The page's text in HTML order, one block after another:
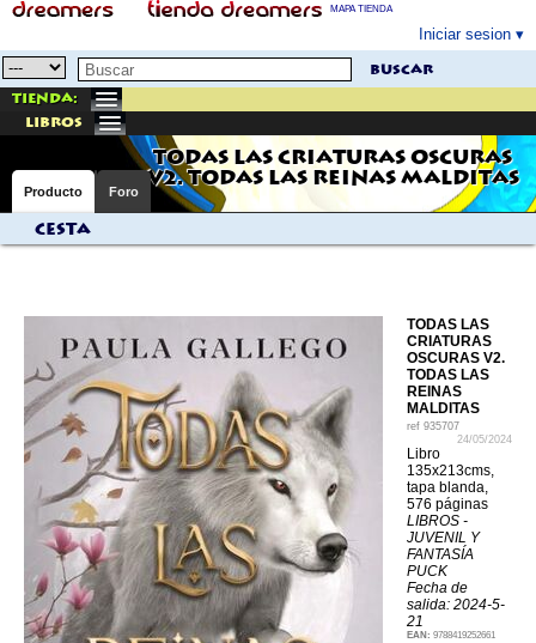
MAPA TIENDA
Iniciar sesion
buscar
Tienda:
libros
TODAS LAS CRIATURAS OSCURAS
V2. TODAS LAS REINAS MALDITAS
Producto Foro
Cesta
TODAS LAS
CRIATURAS
OSCURAS V2.
TODAS LAS
REINAS
MALDITAS
ref 935707
24/05/2024
Libro
135x213cms,
tapa blanda,
576 páginas
LIBROS -
JUVENIL Y
FANTASÍA
PUCK
Fecha de
salida: 2024-5-
21
EAN: 9788419252661